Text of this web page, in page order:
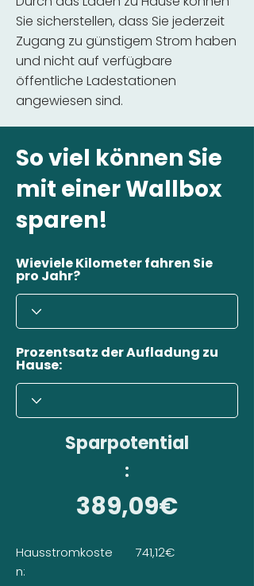
Sie sicherstellen, dass Sie jederzeit
Zugang zu günstigem Strom haben
und nicht auf verfügbare
öffentliche Ladestationen
angewiesen sind.
So viel können Sie
mit einer Wallbox
sparen!
Wieviele Kilometer fahren Sie
pro Jahr?
Prozentsatz der Aufladung zu
Hause:
Sparpotential
:
389,09€
Hausstromkoste
n:
741,12€